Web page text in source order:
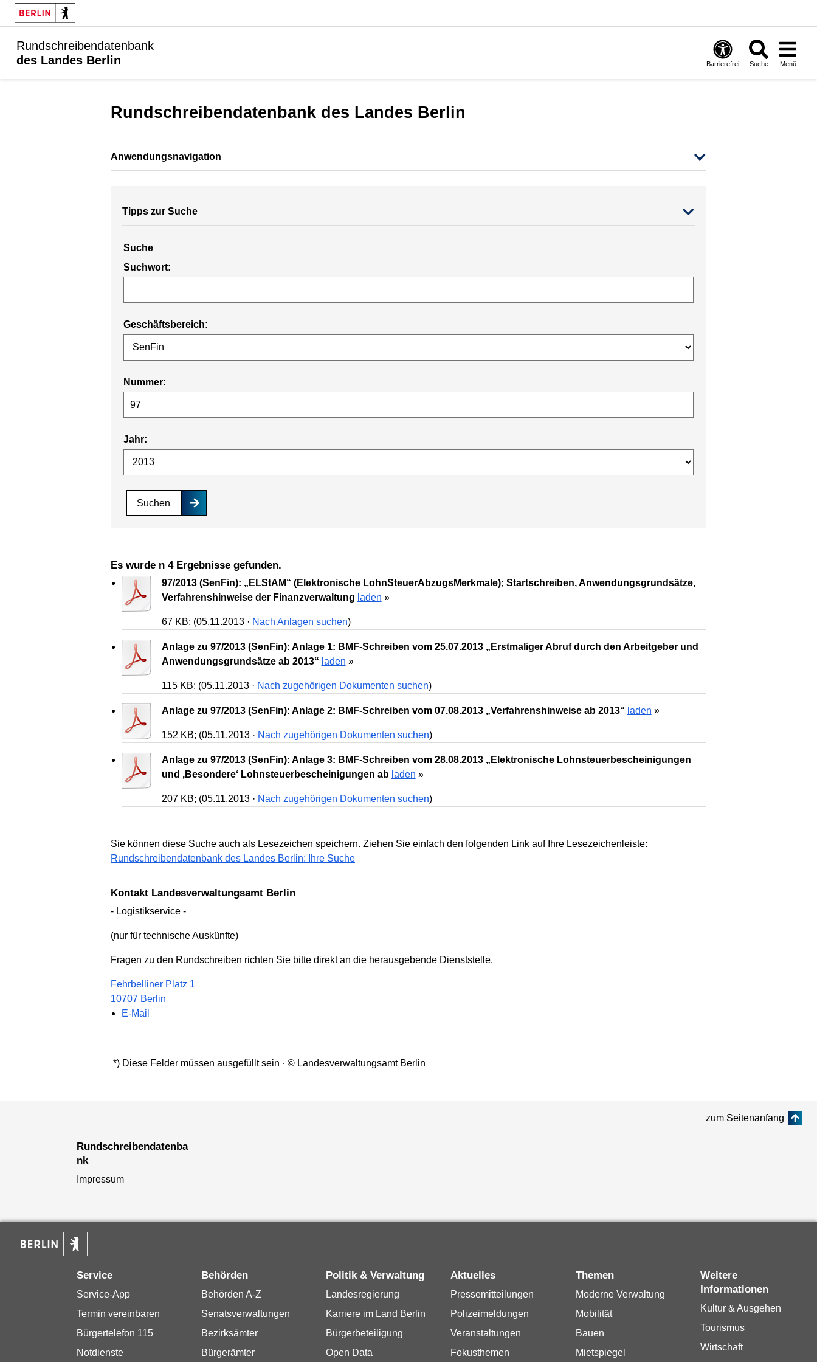
Rundschreibendatenbank
des Landes Berlin
Barrierefrei Suche Menü
Rundschreibendatenbank des Landes Berlin
Anwendungsnavigation
Tipps zur Suche
Suche
Suchwort:
Geschäftsbereich:
Nummer:
Jahr:
Suchen
Es wurde n 4 Ergebnisse gefunden.
97/2013 (SenFin): „ELStAM“ (Elektronische LohnSteuerAbzugsMerkmale); Startschreiben, Anwendungsgrundsätze,
Verfahrenshinweise der Finanzverwaltung laden »
67 KB; (05.11.2013 · Nach Anlagen suchen)
Anlage zu 97/2013 (SenFin): Anlage 1: BMF-Schreiben vom 25.07.2013 „Erstmaliger Abruf durch den Arbeitgeber und
Anwendungsgrundsätze ab 2013“ laden »
115 KB; (05.11.2013 · Nach zugehörigen Dokumenten suchen)
Anlage zu 97/2013 (SenFin): Anlage 2: BMF-Schreiben vom 07.08.2013 „Verfahrenshinweise ab 2013“ laden »
152 KB; (05.11.2013 · Nach zugehörigen Dokumenten suchen)
Anlage zu 97/2013 (SenFin): Anlage 3: BMF-Schreiben vom 28.08.2013 „Elektronische Lohnsteuerbescheinigungen
und ‚Besondere‘ Lohnsteuerbescheinigungen ab laden »
207 KB; (05.11.2013 · Nach zugehörigen Dokumenten suchen)
Sie können diese Suche auch als Lesezeichen speichern. Ziehen Sie einfach den folgenden Link auf Ihre Lesezeichenleiste:
Rundschreibendatenbank des Landes Berlin: Ihre Suche
Kontakt Landesverwaltungsamt Berlin
- Logistikservice -
(nur für technische Auskünfte)
Fragen zu den Rundschreiben richten Sie bitte direkt an die herausgebende Dienststelle.
Fehrbelliner Platz 1
10707 Berlin
E-Mail
*) Diese Felder müssen ausgefüllt sein · © Landesverwaltungsamt Berlin
zum Seitenanfang
Rundschreibendatenba
nk
Impressum
Service
Service-App
Termin vereinbaren
Bürgertelefon 115
Notdienste
Behörden
Behörden A-Z
Senatsverwaltungen
Bezirksämter
Bürgerämter
Politik & Verwaltung
Landesregierung
Karriere im Land Berlin
Bürgerbeteiligung
Open Data
Aktuelles
Pressemitteilungen
Polizeimeldungen
Veranstaltungen
Fokusthemen
Themen
Moderne Verwaltung
Mobilität
Bauen
Mietspiegel
Weitere
Informationen
Kultur & Ausgehen
Tourismus
Wirtschaft